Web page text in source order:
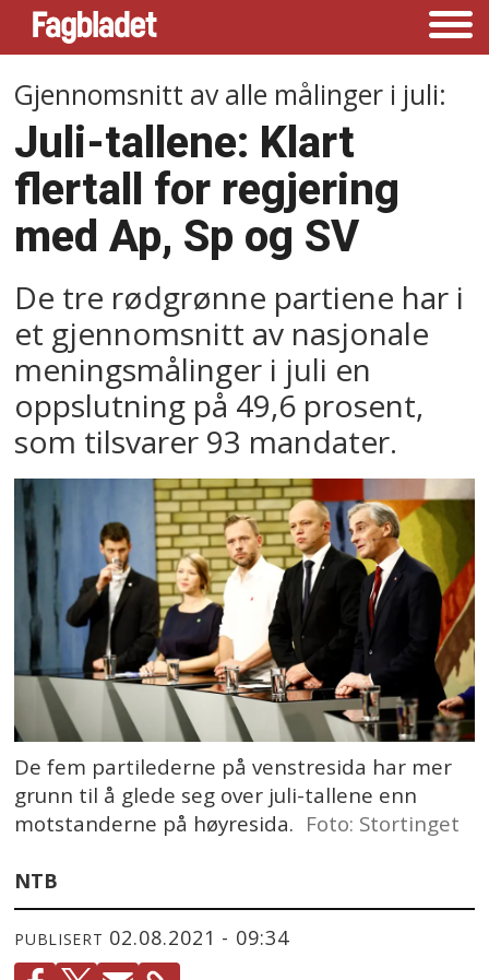
Gjennomsnitt av alle målinger i juli:
Juli-tallene: Klart
flertall for regjering
med Ap, Sp og SV
De tre rødgrønne partiene har i
et gjennomsnitt av nasjonale
meningsmålinger i juli en
oppslutning på 49,6 prosent,
som tilsvarer 93 mandater.
De fem partilederne på venstresida har mer
grunn til å glede seg over juli-tallene enn
motstanderne på høyresida. Foto: Stortinget
NTB
PUBLISERT 02.08.2021 - 09:34